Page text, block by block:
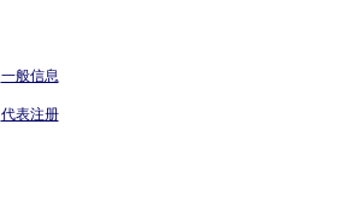
一般信息
代表注册